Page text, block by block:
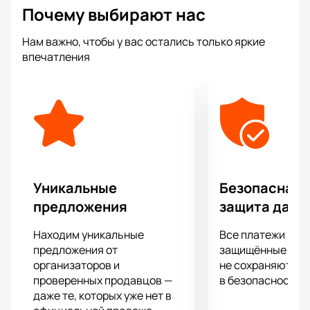
концертно-развлекательный комплекс славится
делает его идеальной площадкой для проведения
масштабных мероприятий. Гостей концерта
звуком, световыми эффектами и, конечно же,
любимыми хитами группы «Три дня дождя».
Не упустите шанс стать частью этого уникального
события.Купить билеты
на нашем сайте можно
Почему выбирают нас
Нам важно, чтобы у вас остались только яркие
впечатления
Уникальные
предложения
Находим уникальные
предложения от
организаторов и
проверенных продавцов —
даже те, которых уже нет в
Безопасная
защита
Все платежи
защищённые
не сохраняются
в безопасности.